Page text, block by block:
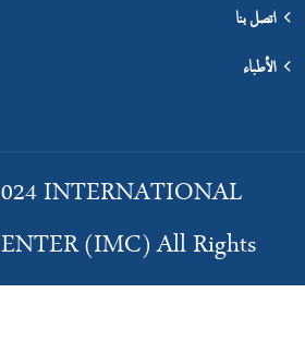
اتصل بنا
الأطباء
INTERNATIONAL
(IMC) All Rights
by Secret Agency